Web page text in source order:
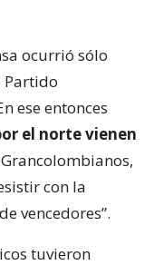
ocurrió sólo
Partido
ese entonces
el norte vienen
con la
vencedores”.
tuvieron